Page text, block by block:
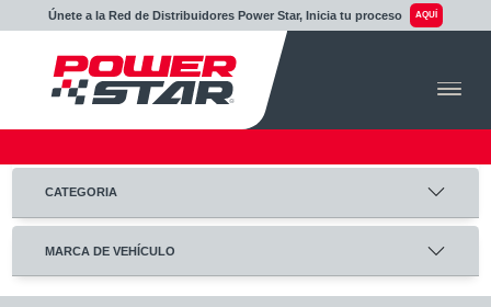
Únete a la Red de Distribuidores Power Star, Inicia tu proceso
MARCA DE VEHÍCULO